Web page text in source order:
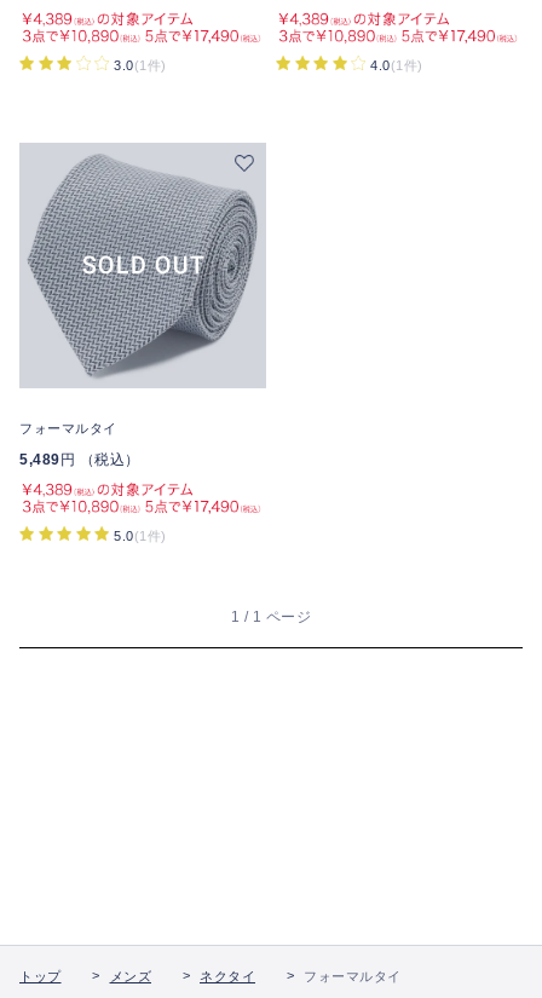
3.0(1件) 4.0(1件)
フォーマルタイ
5,489 円 （税込）
5.0(1件)
1 / 1 ページ
トップ メンズ ネクタイ フォーマルタイ